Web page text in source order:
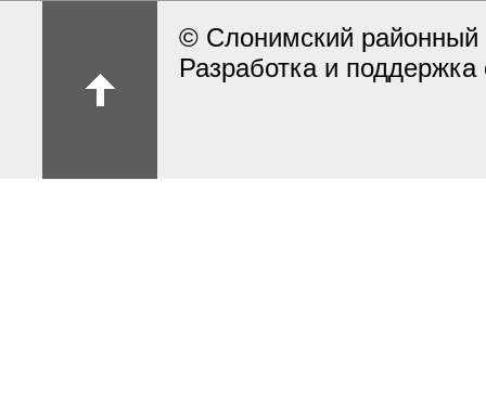
© Слонимский районный
Разработка и поддержка